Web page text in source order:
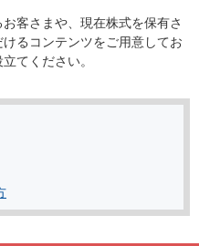
客さまや、現在株式を保有さ
るコンテンツをご用意してお
てください。